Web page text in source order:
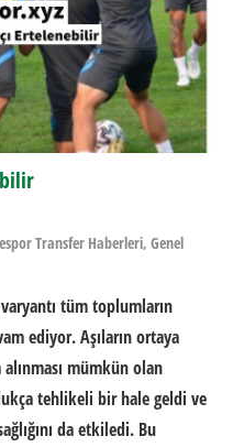
Transfer Haberleri,Genel
tüm toplumların
ediyor. Aşıların ortaya
mümkün olan
tehlikeli bir hale geldi ve
da etkiledi. Bu